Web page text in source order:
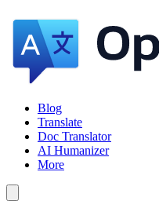
Blog
Translate
Doc Translator
AI Humanizer
More